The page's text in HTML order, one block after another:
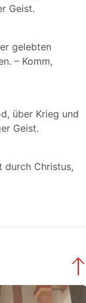
Geist.
gelebten
– Komm,
über Krieg und
Geist.
durch Christus,